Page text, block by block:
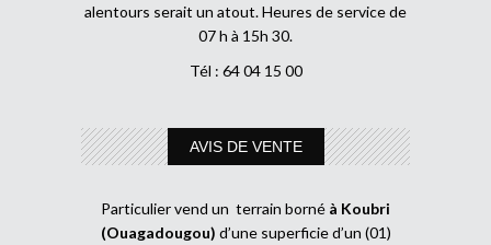
alentours serait un atout. Heures de service de
07 h à 15h 30.
Tél : 64 04 15 00
AVIS DE VENTE
Particulier vend un terrain borné à Koubri
(Ouagadougou) d’une superficie d’un (01)